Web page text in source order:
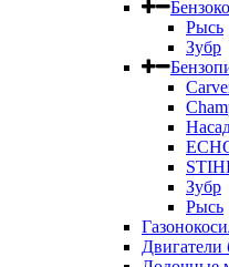
Рысь
Зубр
Зубр
Рысь
Двигатели